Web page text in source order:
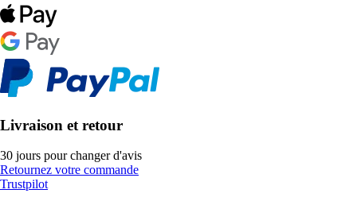
Livraison et retour
30 jours pour changer d'avis
Retournez votre commande
Trustpilot